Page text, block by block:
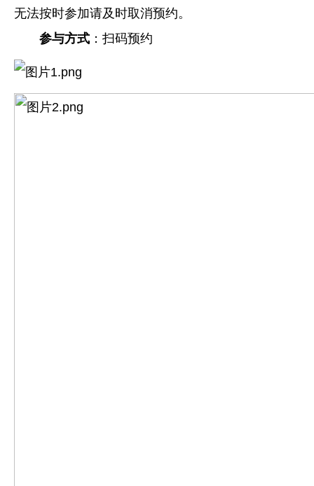
无法按时参加请及时取消预约。
参与方式 ：扫码预约